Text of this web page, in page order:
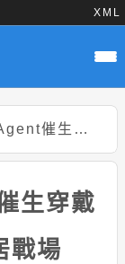
XML
，智慧眼鏡躍居戰場
生穿戴
戰場